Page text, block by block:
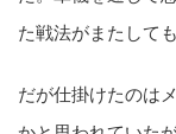
た戦法がまたして
だが仕掛けたのは